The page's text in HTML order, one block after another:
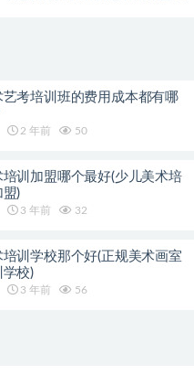
艺考培训班的费用成本都有哪
2 年前 50
培训加盟哪个最好(少儿美术培
盟)
3 年前 32
培训学校那个好(正规美术画室
学校)
3 年前 56